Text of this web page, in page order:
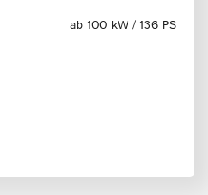
ab 100 kW / 136 PS